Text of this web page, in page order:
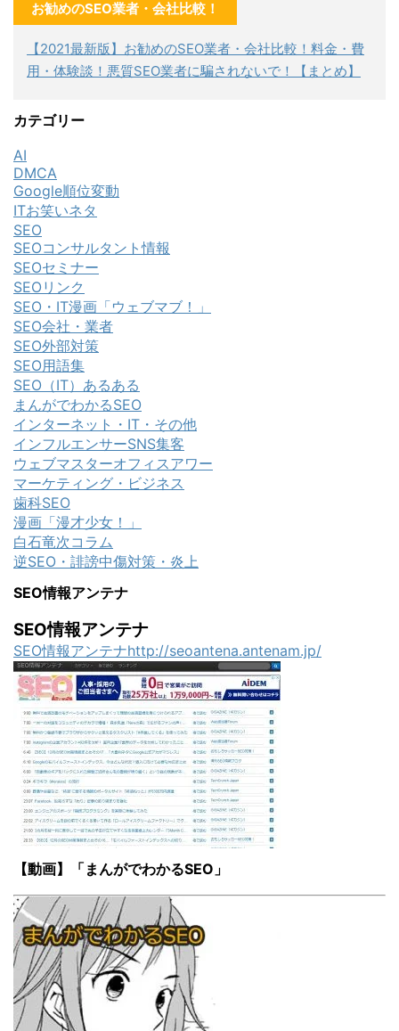
お勧めのSEO業者・会社比較！
【2021最新版】お勧めのSEO業者・会社比較！料金・費
用・体験談！悪質SEO業者に騙されないで！【まとめ】
カテゴリー
AI
DMCA
Google順位変動
ITお笑いネタ
SEO
SEOコンサルタント情報
SEOセミナー
SEOリンク
SEO・IT漫画「ウェブマブ！」
SEO会社・業者
SEO外部対策
SEO用語集
SEO（IT）あるある
まんがでわかるSEO
インターネット・IT・その他
インフルエンサーSNS集客
ウェブマスターオフィスアワー
マーケティング・ビジネス
歯科SEO
漫画「漫才少女！」
白石竜次コラム
逆SEO・誹謗中傷対策・炎上
SEO情報アンテナ
SEO情報アンテナ
SEO情報アンテナhttp://seoantena.antenam.jp/
【動画】「まんがでわかるSEO」